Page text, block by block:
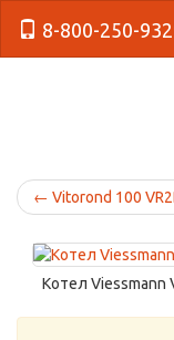
8-800-250-
← Vitorond 100
Котел Viessmann